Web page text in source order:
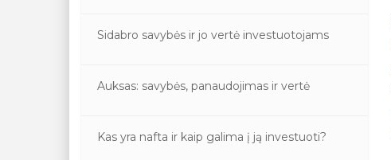
Sidabro savybės ir jo vertė investuotojams
Auksas: savybės, panaudojimas ir vertė
Kas yra nafta ir kaip galima į ją investuoti?